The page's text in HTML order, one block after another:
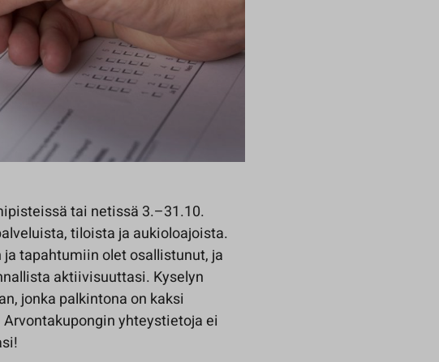
tai netissä 3.–31.10.
tiloista ja aukioloajoista.
tapahtumiin olet osallistunut, ja
aktiivisuuttasi. Kyselyn
jonka palkintona on kaksi
yhteystietoja ei